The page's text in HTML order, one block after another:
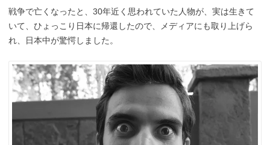
戦争で亡くなったと、30年近く思われていた人物が、実は生きて
いて、ひょっこり日本に帰還したので、メディアにも取り上げら
れ、日本中が驚愕しました。